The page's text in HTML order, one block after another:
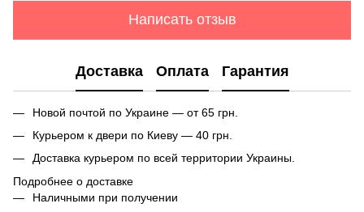
Написать отзыв
Доставка Оплата Гарантия
Новой почтой по Украине — от 65 грн.
Курьером к двери по Киеву — 40 грн.
Доставка курьером по всей территории Украины.
Подробнее о доставке
Наличными при получении